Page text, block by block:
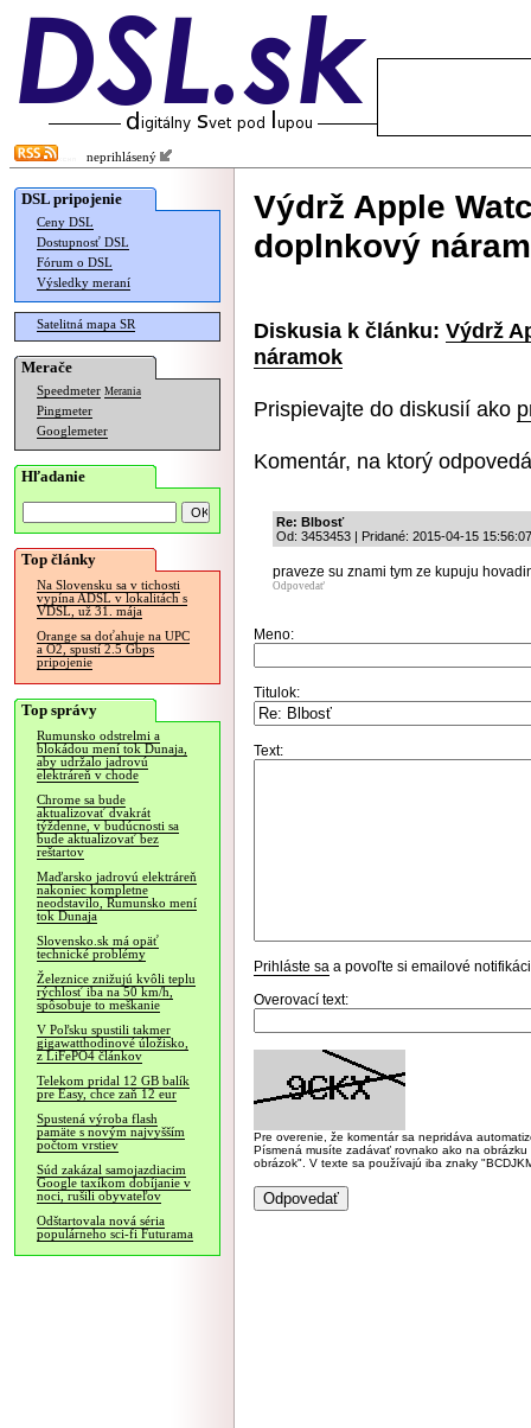
neprihlásený
DSL pripojenie
Ceny DSL
Dostupnosť DSL
Fórum o DSL
Výsledky meraní
Satelitná mapa SR
Merače
Speedmeter Merania
Pingmeter
Googlemeter
Hľadanie
Top články
Na Slovensku sa v tichosti
vypína ADSL v lokalitách s
VDSL, už 31. mája
Orange sa doťahuje na UPC
a O2, spustí 2.5 Gbps
pripojenie
Top správy
Rumunsko odstrelmi a
blokádou mení tok Dunaja,
aby udržalo jadrovú
elektráreň v chode
Chrome sa bude
aktualizovať dvakrát
týždenne, v budúcnosti sa
bude aktualizovať bez
reštartov
Maďarsko jadrovú elektráreň
nakoniec kompletne
neodstavilo, Rumunsko mení
tok Dunaja
Slovensko.sk má opäť
technické problémy
Železnice znižujú kvôli teplu
rýchlosť iba na 50 km/h,
spôsobuje to meškanie
V Poľsku spustili takmer
gigawatthodinové úložisko,
z LiFePO4 článkov
Telekom pridal 12 GB balík
pre Easy, chce zaň 12 eur
Spustená výroba flash
pamäte s novým najvyšším
počtom vrstiev
Súd zakázal samojazdiacim
Google taxíkom dobíjanie v
noci, rušili obyvateľov
Odštartovala nová séria
populárneho sci-fi Futurama
Výdrž Apple
doplnkový
Diskusia k článku: Výdrž
náramok
Prispievajte do diskusií ako
Komentár, na ktorý
Re: Blbosť
Od: 3453453 | Pridané: 2015-04-15 15:56:07
praveze su znami tym ze kupuju
Odpovedať
Meno:
Titulok:
Text:
Prihláste sa a povoľte si emailové
Overovací text:
Pre overenie, že komentár sa nepridáva
Písmená musíte zadávať rovnako ako na
obrázok". V texte sa používajú iba znaky